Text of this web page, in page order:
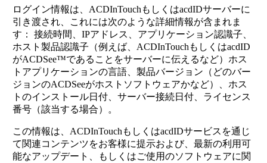
ログイン情報は、ACDInTouchもしくはacdIDサーバーに
引き渡され、これには次のような詳細情報が含まれま
す： 接続時間、IPアドレス、アプリケーション認識子、
ホスト製品認識子（例えば、ACDInTouchもしくはacdID
がACDSee™であることをサーバーに伝えるなど）ホス
トアプリケーションの言語、製品バージョン（どのバー
ジョンのACDSeeがホストソフトウェアかなど）、ホス
トのインストール日付、サーバー接続日付、ライセンス
番号（該当する場合）。
この情報は、ACDInTouchもしくはacdIDサービスを通じ
て関連コンテンツをお客様に提示および、最新の利用可
能なアップデート、もしくはご使用のソフトウェアに関